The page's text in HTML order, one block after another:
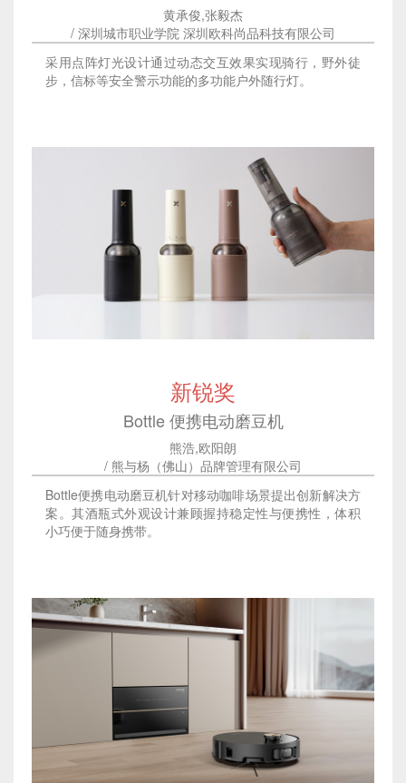
黄承俊,张毅杰
/ 深圳城市职业学院 深圳欧科尚品科技有限公司
采用点阵灯光设计通过动态交互效果实现骑行，野外徒
步，信标等安全警示功能的多功能户外随行灯。
新锐奖
Bottle 便携电动磨豆机
熊浩,欧阳朗
/ 熊与杨（佛山）品牌管理有限公司
Bottle便携电动磨豆机针对移动咖啡场景提出创新解决方
案。其酒瓶式外观设计兼顾握持稳定性与便携性，体积
小巧便于随身携带。